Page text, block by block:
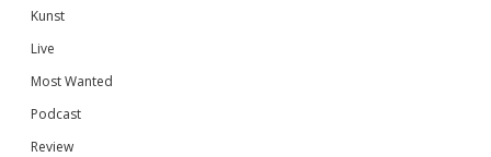
Kunst
Live
Most Wanted
Podcast
Review